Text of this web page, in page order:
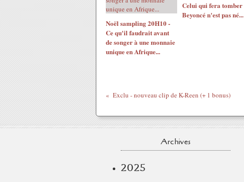
Noël sampling 20H10 -
Ce qu'il faudrait avant
de songer à une monnaie
unique en Afrique...
Celui qui fera tomber
Beyoncé n'est pas né...
Exclu - nouveau clip de K-Reen (+ 1 bonus)
Archives
2025